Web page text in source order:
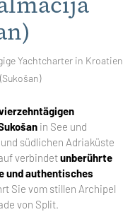
Yachtcharter in Kroatien
in See und
südlichen Adriaküste
verbindetunberührte
und authentisches
Sie vom stillen Archipel
von Split.